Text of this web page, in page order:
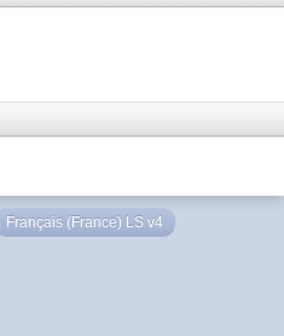
Français (France) LS v4